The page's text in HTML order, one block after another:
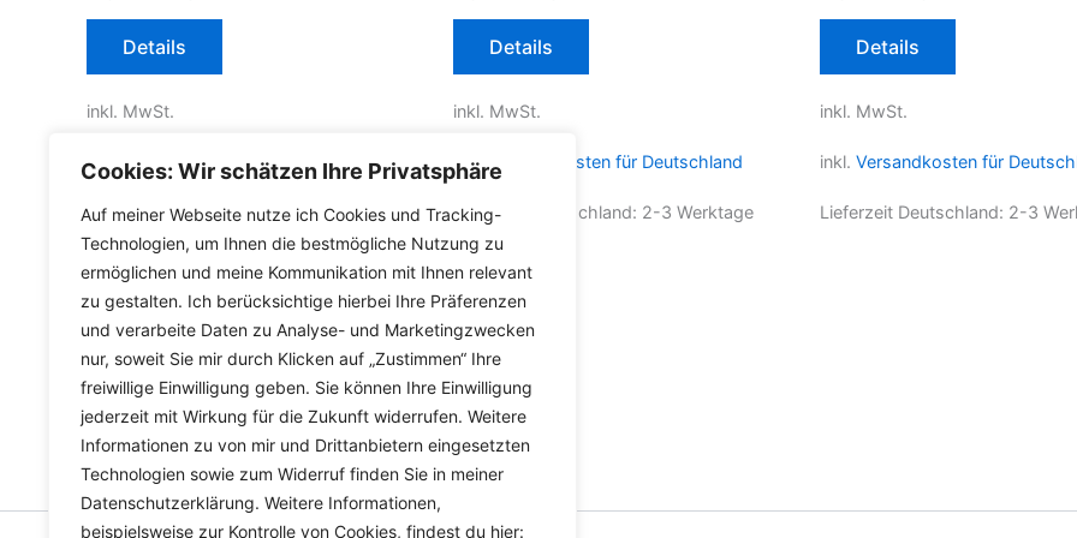
Cookies: Wir schätzen Ihre Privatsphäre
Auf meiner Webseite nutze ich Cookies und Tracking-
Technologien, um Ihnen die bestmögliche Nutzung zu
ermöglichen und meine Kommunikation mit Ihnen relevant
zu gestalten. Ich berücksichtige hierbei Ihre Präferenzen
und verarbeite Daten zu Analyse- und Marketingzwecken
nur, soweit Sie mir durch Klicken auf „Zustimmen“ Ihre
freiwillige Einwilligung geben. Sie können Ihre Einwilligung
jederzeit mit Wirkung für die Zukunft widerrufen. Weitere
Informationen zu von mir und Drittanbietern eingesetzten
Technologien sowie zum Widerruf finden Sie in meiner
Datenschutzerklärung. Weitere Informationen,
beispielsweise zur Kontrolle von Cookies, findest du hier:
Details
Dieses
auf.
Die
Optionen
können
auf
der
Produktseite
gewählt
werden
inkl. MwSt.
inkl. Versandkosten für Deutschland
Lieferzeit Deutschland:2-3 Werktage
Details
Dieses
Die
inkl. MwSt.
inkl. Versandkosten für Deutschland
Lieferzeit Deutschland: 2-3 Werktage
Details
Dieses
Die
inkl. MwSt.
inkl. Versandkosten für
Lieferzeit Deutschland: 2-3